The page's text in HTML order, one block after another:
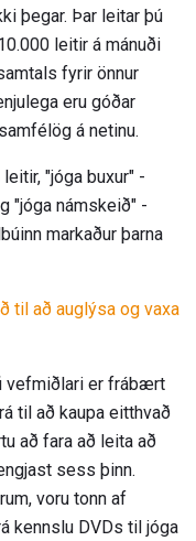
þegar. Þar leitar þú
leitir á mánuði
fyrir önnur
eru góðar
á netinu.
"jóga buxur" -
"jóga námskeið" -
markaður þarna
til að auglýsa og vaxa
vefmiðlari er frábært
til að kaupa eitthvað
að fara að leita að
sess þinn.
voru tonn af
kennslu DVDs til jóga